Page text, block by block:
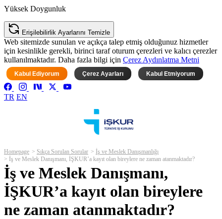
Yüksek Doygunluk
Erişilebilirlik Ayarlarını Temizle
Web sitemizde sunulan ve açıkça talep etmiş olduğunuz hizmetler
için kesinlikle gerekli, birinci taraf oturum çerezleri ve kalıcı çerezler
kullanılmaktadır. Daha fazla bilgi için Çerez Aydınlatma Metni
Kabul Ediyorum Çerez Ayarları Kabul Etmiyorum
TR EN
Homepage Sıkça Sorulan Sorular
İş ve Meslek Danışmanlığı
İş ve Meslek Danışmanı, İŞKUR’a kayıt olan bireylere ne zaman atanmaktadır?
İş ve Meslek Danışmanı,
İŞKUR’a kayıt olan bireylere
ne zaman atanmaktadır?